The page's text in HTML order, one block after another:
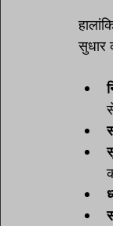
सुधार